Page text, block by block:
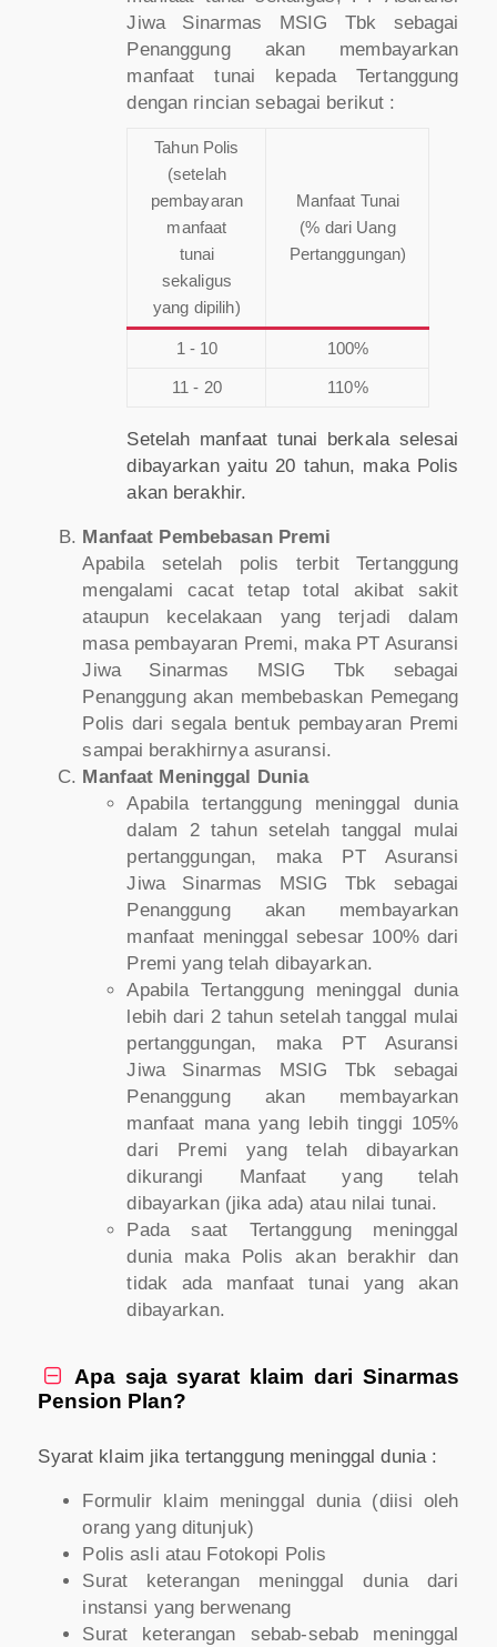
Jiwa Sinarmas MSIG Tbk sebagai
Penanggung akan membayarkan
manfaat tunai kepada Tertanggung
dengan rincian sebagai berikut :
Tahun Polis
(setelah
pembayaran
manfaat
tunai
sekaligus
yang dipilih)
Manfaat Tunai
(% dari Uang
Pertanggungan)
1 - 10 100%
11 - 20 110%
Setelah manfaat tunai berkala selesai
dibayarkan yaitu 20 tahun, maka Polis
akan berakhir.
Manfaat Pembebasan Premi
Apabila setelah polis terbit Tertanggung
mengalami cacat tetap total akibat sakit
ataupun kecelakaan yang terjadi dalam
masa pembayaran Premi, maka PT Asuransi
Jiwa Sinarmas MSIG Tbk sebagai
Penanggung akan membebaskan Pemegang
Polis dari segala bentuk pembayaran Premi
sampai berakhirnya asuransi.
Manfaat Meninggal Dunia
Apabila tertanggung meninggal dunia
dalam 2 tahun setelah tanggal mulai
pertanggungan, maka PT Asuransi
Jiwa Sinarmas MSIG Tbk sebagai
Penanggung akan membayarkan
manfaat meninggal sebesar 100% dari
Premi yang telah dibayarkan.
Apabila Tertanggung meninggal dunia
lebih dari 2 tahun setelah tanggal mulai
pertanggungan, maka PT Asuransi
Jiwa Sinarmas MSIG Tbk sebagai
Penanggung akan membayarkan
manfaat mana yang lebih tinggi 105%
dari Premi yang telah dibayarkan
dikurangi Manfaat yang telah
dibayarkan (jika ada) atau nilai tunai.
Pada saat Tertanggung meninggal
dunia maka Polis akan berakhir dan
tidak ada manfaat tunai yang akan
dibayarkan.

Apa saja syarat klaim dari Sinarmas
Pension Plan?
Syarat klaim jika tertanggung meninggal dunia :
Formulir klaim meninggal dunia (diisi oleh
orang yang ditunjuk)
Polis asli atau Fotokopi Polis
Surat keterangan meninggal dunia dari
instansi yang berwenang
Surat keterangan sebab-sebab meninggal